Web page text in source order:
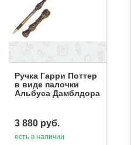
Ручка Гарри Поттер
в виде палочки
Альбуса Дамблдора
3 880 руб.
есть в наличии